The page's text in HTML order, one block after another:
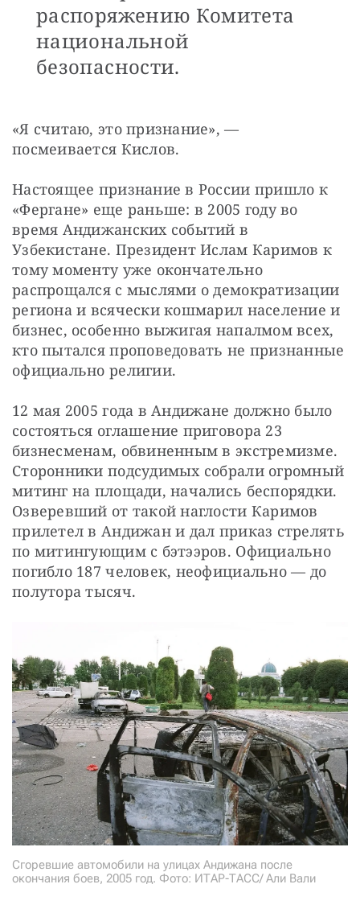
распоряжению Комитета
национальной
безопасности.
«Я считаю, это признание», —
посмеивается Кислов.
Настоящее признание в России пришло к
«Фергане» еще раньше: в 2005 году во
время Андижанских событий в
Узбекистане. Президент Ислам Каримов к
тому моменту уже окончательно
распрощался с мыслями о демократизации
региона и всячески кошмарил население и
бизнес, особенно выжигая напалмом всех,
кто пытался проповедовать не признанные
официально религии.
12 мая 2005 года в Андижане должно было
состояться оглашение приговора 23
бизнесменам, обвиненным в экстремизме.
Сторонники подсудимых собрали огромный
митинг на площади, начались беспорядки.
Озверевший от такой наглости Каримов
прилетел в Андижан и дал приказ стрелять
по митингующим с бэтээров. Официально
погибло 187 человек, неофициально — до
полутора тысяч.
Сгоревшие автомобили на улицах Андижана после
окончания боев, 2005 год. Фото: ИТАР-ТАСС/ Али Вали